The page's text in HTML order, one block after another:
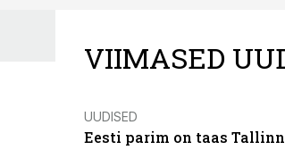
VIIMASED
UUDISED
Eesti parim on taas